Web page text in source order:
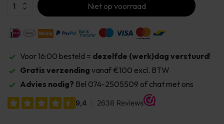
Niet op voorraad
Voor 16:00 besteld = dezelfde (werk)dag verstuurd!
Gratis verzending vanaf €100 excl. BTW
Advies nodig? Bel 074-2505509 of chat met ons